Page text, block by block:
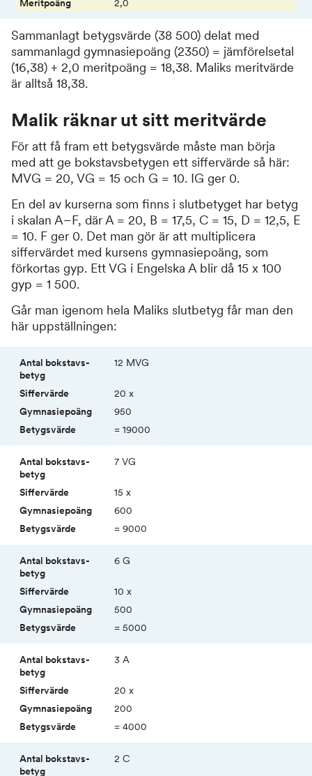
2,0
Sammanlagt betygsvärde (38 500) delat med
sammanlagd gymnasiepoäng (2350) = jämförelsetal
(16,38) + 2,0 meritpoäng = 18,38. Maliks meritvärde
är alltså 18,38.
Malik räknar ut sitt meritvärde
För att få fram ett betygsvärde måste man börja
med att ge bokstavsbetygen ett siffervärde så här:
MVG = 20, VG = 15 och G = 10. IG ger 0.
En del av kurserna som finns i slutbetyget har betyg
i skalan A–F, där A = 20, B = 17,5, C = 15, D = 12,5, E
= 10. F ger 0. Det man gör är att multiplicera
siffervärdet med kursens gymnasiepoäng, som
förkortas gyp. Ett VG i Engelska A blir då 15 x 100
gyp = 1 500.
Går man igenom hela Maliks slutbetyg får man den
här uppställningen:
bokstavs­
betyg
Siffer­Gymnasie­ Betygs­
12 MVG
20 x
950
= 19000
7 VG
15 x
600
= 9000
6 G
10 x
500
= 5000
3 A
20 x
200
= 4000
2 C